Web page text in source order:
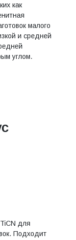
как
малого
и средней
углом.
для
Подходит